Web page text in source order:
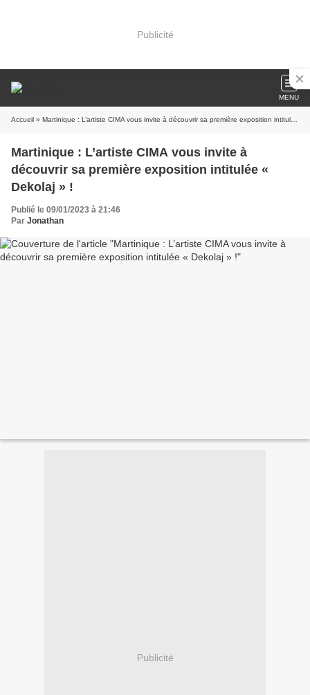
Publicité
MENU
Accueil » Martinique : L’artiste CIMA vous invite à découvrir sa première exposition intitulée « Dekolaj » !
Martinique : L’artiste CIMA vous invite à
découvrir sa première exposition intitulée «
Dekolaj » !
Publié le 09/01/2023 à 21:46
Par Jonathan
Publicité